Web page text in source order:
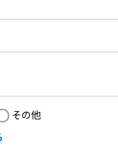
その他